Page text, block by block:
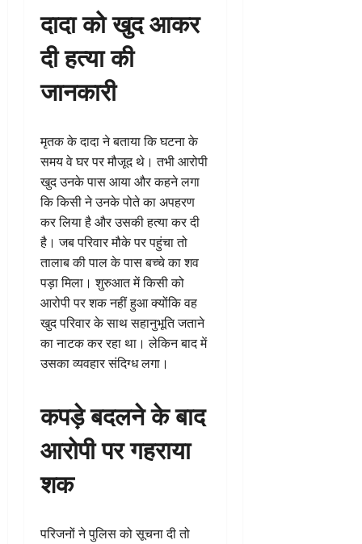
दादा को खुद आकर
दी हत्या की
जानकारी
मृतक के दादा ने बताया कि घटना के
समय वे घर पर मौजूद थे। तभी आरोपी
खुद उनके पास आया और कहने लगा
कि किसी ने उनके पोते का अपहरण
कर लिया है और उसकी हत्या कर दी
है। जब परिवार मौके पर पहुंचा तो
तालाब की पाल के पास बच्चे का शव
पड़ा मिला। शुरुआत में किसी को
आरोपी पर शक नहीं हुआ क्योंकि वह
खुद परिवार के साथ सहानुभूति जताने
का नाटक कर रहा था। लेकिन बाद में
उसका व्यवहार संदिग्ध लगा।
कपड़े बदलने के बाद
आरोपी पर गहराया
शक
परिजनों ने पुलिस को सूचना दी तो